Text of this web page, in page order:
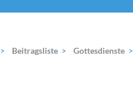
> Beitragsliste > Gottesdienste >